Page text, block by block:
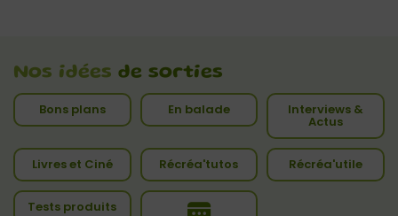
Nos idées de sorties
Bons plans En balade Interviews &
Actus
Livres et Ciné Récréa'tutos Récréa'utile
Tests produits